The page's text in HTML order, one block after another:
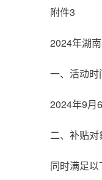
附件3
2024年湖
一、活动时
2024年9月
二、补贴对
同时满足以